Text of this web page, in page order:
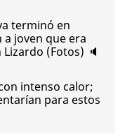
terminó en
joven que era
(Fotos) 🔈
intenso calor;
para estos